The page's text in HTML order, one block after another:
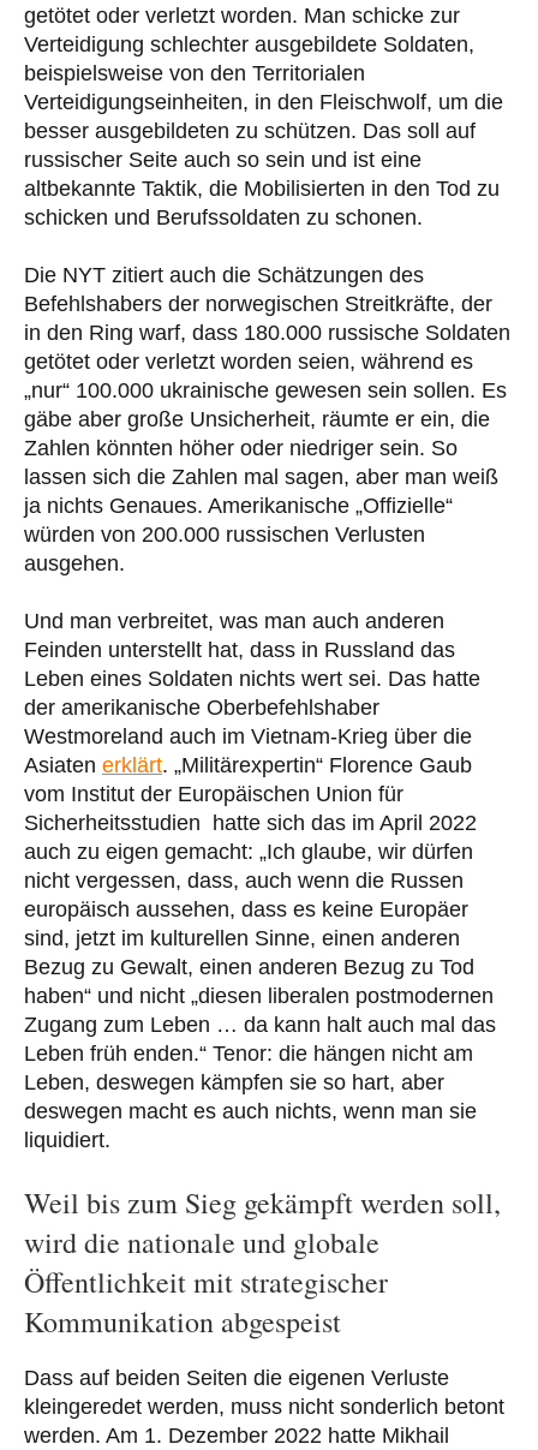
getötet oder verletzt worden. Man schicke zur
Verteidigung schlechter ausgebildete Soldaten,
beispielsweise von den Territorialen
Verteidigungseinheiten, in den Fleischwolf, um die
besser ausgebildeten zu schützen. Das soll auf
russischer Seite auch so sein und ist eine
altbekannte Taktik, die Mobilisierten in den Tod zu
schicken und Berufssoldaten zu schonen.
Die NYT zitiert auch die Schätzungen des
Befehlshabers der norwegischen Streitkräfte, der
in den Ring warf, dass 180.000 russische Soldaten
getötet oder verletzt worden seien, während es
„nur“ 100.000 ukrainische gewesen sein sollen. Es
gäbe aber große Unsicherheit, räumte er ein, die
Zahlen könnten höher oder niedriger sein. So
lassen sich die Zahlen mal sagen, aber man weiß
ja nichts Genaues. Amerikanische „Offizielle“
würden von 200.000 russischen Verlusten
ausgehen.
Und man verbreitet, was man auch anderen
Feinden unterstellt hat, dass in Russland das
Leben eines Soldaten nichts wert sei. Das hatte
der amerikanische Oberbefehlshaber
Westmoreland auch im Vietnam-Krieg über die
Asiaten erklärt. „Militärexpertin“ Florence Gaub
vom Institut der Europäischen Union für
Sicherheitsstudien hatte sich das im April 2022
auch zu eigen gemacht: „Ich glaube, wir dürfen
nicht vergessen, dass, auch wenn die Russen
europäisch aussehen, dass es keine Europäer
sind, jetzt im kulturellen Sinne, einen anderen
Bezug zu Gewalt, einen anderen Bezug zu Tod
haben“ und nicht „diesen liberalen postmodernen
Zugang zum Leben … da kann halt auch mal das
Leben früh enden.“ Tenor: die hängen nicht am
Leben, deswegen kämpfen sie so hart, aber
deswegen macht es auch nichts, wenn man sie
liquidiert.
Weil bis zum Sieg gekämpft werden soll,
wird die nationale und globale
Öffentlichkeit mit strategischer
Kommunikation abgespeist
Dass auf beiden Seiten die eigenen Verluste
kleingeredet werden, muss nicht sonderlich betont
werden. Am 1. Dezember 2022 hatte Mikhail